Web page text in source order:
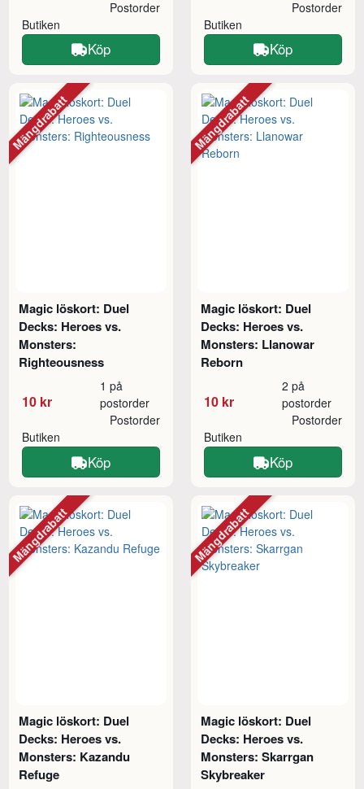
Butiken
Postorder
Köp
Butiken
Postorder
Köp
Magic löskort: Duel
Decks: Heroes vs.
Monsters:
Righteousness
10 kr
1 på
postorder
Butiken
Postorder
Köp
Mängdrabatt
Magic löskort: Duel
Decks: Heroes vs.
Monsters: Llanowar
Reborn
10 kr
2 på
postorder
Butiken
Postorder
Köp
Mängdrabatt
Magic löskort: Duel
Decks: Heroes vs.
Monsters: Kazandu
Refuge
Mängdrabatt
Magic löskort: Duel
Decks: Heroes vs.
Monsters: Skarrgan
Skybreaker
Mängdrabatt